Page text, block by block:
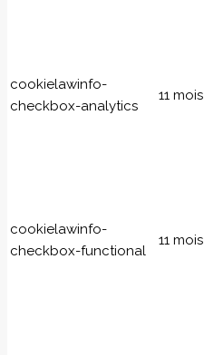
cookielawinfo-
checkbox-analytics
11 mois
cookielawinfo-
checkbox-functional
11 mois